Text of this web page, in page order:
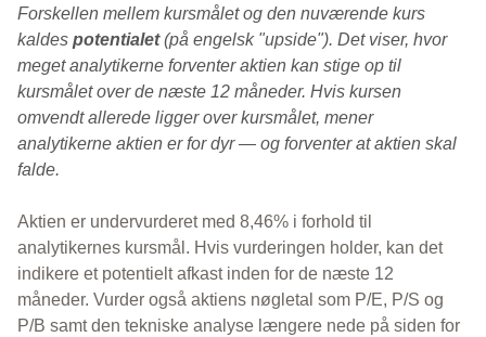
Forskellen mellem kursmålet og den nuværende kurs
kaldes potentialet(på engelsk "upside"). Det viser, hvor
meget analytikerne forventer aktien kan stige op til
kursmålet over de næste 12 måneder. Hvis kursen
omvendt allerede ligger over kursmålet, mener
analytikerne aktien er for dyr — og forventer at aktien skal
falde.
Aktien er undervurderet med 8,46% i forhold til
analytikernes kursmål. Hvis vurderingen holder, kan det
indikere et potentielt afkast inden for de næste 12
måneder. Vurder også aktiens nøgletal som P/E, P/S og
P/B samt den tekniske analyse længere nede på siden for